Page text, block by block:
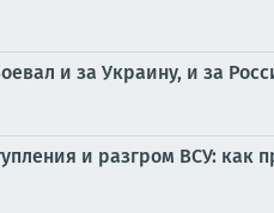
и за Украину, и за
и разгром ВСУ: как